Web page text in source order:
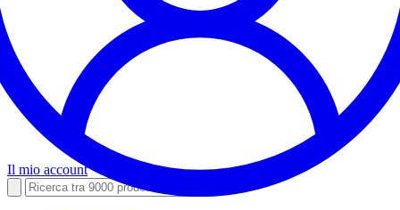
Il mio account